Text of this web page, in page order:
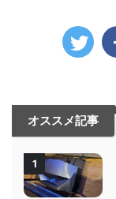
オススメ記事
1